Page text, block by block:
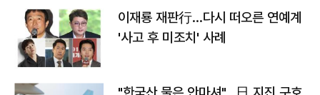
이재룡 재판行…다시 떠오른 연예계
'사고 후 미조치' 사례